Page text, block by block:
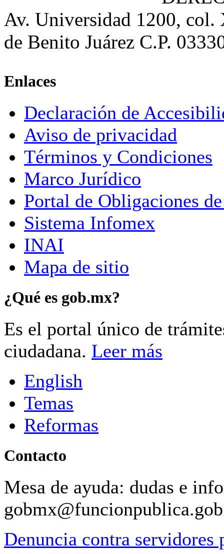
Av. Universidad 1200,
de Benito Juárez C.P.
Enlaces
Declaración de
Aviso de privacidad
Términos y Condiciones
Marco Jurídico
Portal de Obligaciones
Sistema Infomex
INAI
Mapa de sitio
¿Qué es gob.mx?
Es el portal único de
ciudadana. Leer más
English
Temas
Reformas
Contacto
Mesa de ayuda: dudas e
Denuncia contra servidores